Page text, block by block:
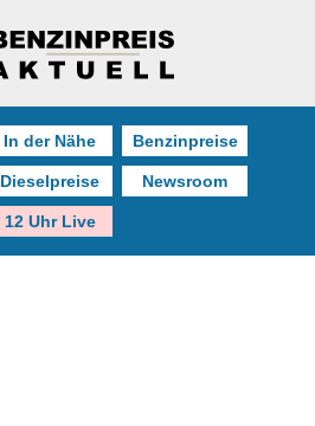
In der Nähe Benzinpreise
Dieselpreise Newsroom
12 Uhr Live